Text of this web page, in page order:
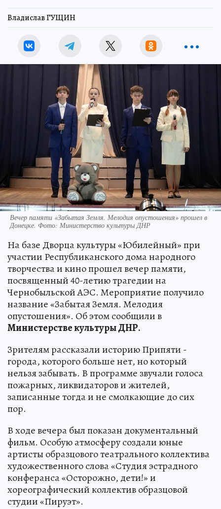
Владислав ГУЩИН
Вечер памяти «Забытая Земля. Мелодия опустошения» прошел в
Донецке. Фото: Министерство культуры ДНР
На базе Дворца культуры «Юбилейный» при
участии Республиканского дома народного
творчества и кино прошел вечер памяти,
посвященный 40-летию трагедии на
Чернобыльской АЭС. Мероприятие получило
название «Забытая Земля. Мелодия
опустошения». Об этом сообщили в
Министерстве культуры ДНР.
Зрителям рассказали историю Припяти -
города, которого больше нет, но который
нельзя забывать. В программе звучали голоса
пожарных, ликвидаторов и жителей,
записанные тогда и не смолкающие до сих
пор.
В ходе вечера был показан документальный
фильм. Особую атмосферу создали юные
артисты образцового театрального коллектива
художественного слова «Студия эстрадного
конферанса «Осторожно, дети!» и
хореографический коллектив образцовой
студии «Пируэт».